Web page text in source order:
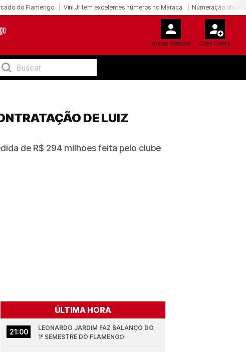
do Flamengo Vini Jr tem excelentes números no Maraca Numeração oficial
Iniciar Sessão Criar Conta
DE LUIZ
de R$ 294 milhões feita pelo clube
ÚLTIMA HORA
21:00
LEONARDO JARDIM FAZ BALANÇO DO
1º SEMESTRE DO FLAMENGO